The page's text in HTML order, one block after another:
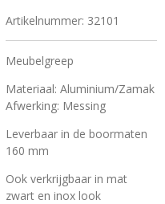
Artikelnummer: 32101
Meubelgreep
Materiaal: Aluminium/Zamak
Afwerking: Messing
Leverbaar in de boormaten
160 mm
Ook verkrijgbaar in mat
zwart en inox look